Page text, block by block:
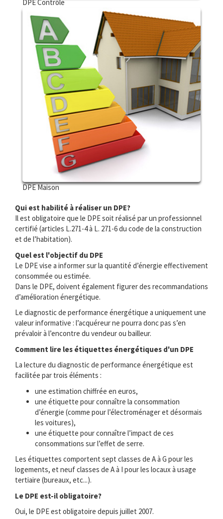
DPE Contrôle
DPE Maison
Qui est habilité à réaliser un DPE?
Il est obligatoire que le DPE soit réalisé par un professionnel
certifié (articles L.271-4 à L. 271-6 du code de la construction
et de l’habitation).
Quel est l'objectif du DPE
Le DPE vise a informer sur la quantité d’énergie effectivement
consommée ou estimée.
Dans le DPE, doivent également figurer des recommandations
d’amélioration énergétique.
Le diagnostic de performance énergétique a uniquement une
valeur informative : l’acquéreur ne pourra donc pas s’en
prévaloir à l’encontre du vendeur ou bailleur.
Comment lire les étiquettes énergétiques d'un DPE
La lecture du diagnostic de performance énergétique est
facilitée par trois éléments :
une estimation chiffrée en euros,
une étiquette pour connaître la consommation
d’énergie (comme pour l’électroménager et désormais
les voitures),
une étiquette pour connaître l’impact de ces
consommations sur l’effet de serre.
Les étiquettes comportent sept classes de A à G pour les
logements, et neuf classes de A à I pour les locaux à usage
tertiaire (bureaux, etc...).
Le DPE est-il obligatoire?
Oui, le DPE est obligatoire depuis juillet 2007.